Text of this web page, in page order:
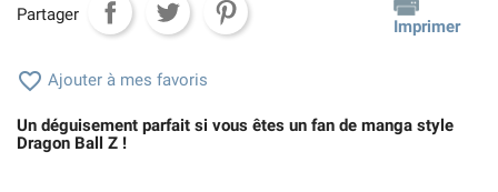
Partager
Imprimer
 Ajouter à mes favoris
Un déguisement parfait si vous êtes un fan de manga style
Dragon Ball Z !